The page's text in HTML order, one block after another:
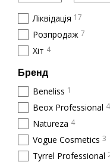
Ліквідація 17
Розпродаж 7
Хіт 4
Бренд
Beneliss 1
Beox Professional 4
Natureza 4
Vogue Cosmetics 3
Tyrrel Professional